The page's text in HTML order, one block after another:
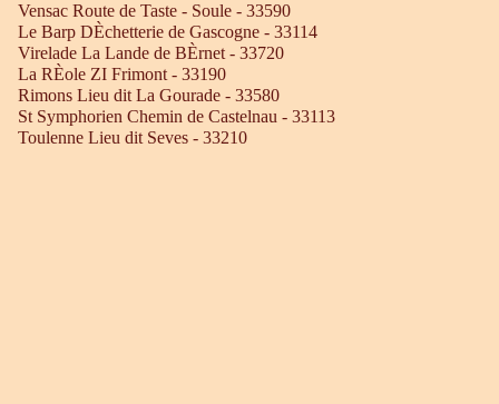
Vensac Route de Taste - Soule - 33590
Le Barp DÈchetterie de Gascogne - 33114
Virelade La Lande de BÈrnet - 33720
La RÈole ZI Frimont - 33190
Rimons Lieu dit La Gourade - 33580
St Symphorien Chemin de Castelnau - 33113
Toulenne Lieu dit Seves - 33210